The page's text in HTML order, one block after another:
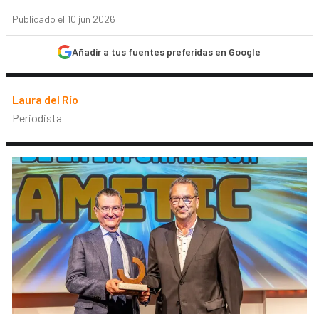
Publicado el 10 jun 2026
Añadir a tus fuentes preferidas en Google
Laura del Río
Periodista